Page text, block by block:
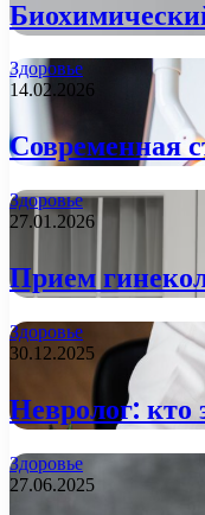
Здоровье
14.02.2026
Современная
Здоровье
27.01.2026
Прием
Здоровье
30.12.2025
Невролог: кто
Здоровье
27.06.2025